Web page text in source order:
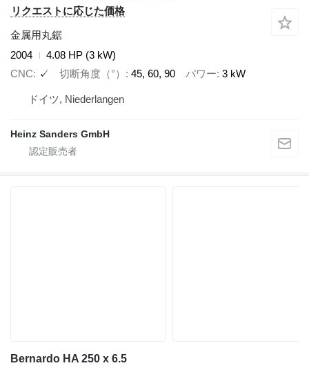
リクエストに応じた価格
金属用丸鋸
2004
4.08 HP (3 kW)
CNC
✓ 切断角度（°） 45, 60, 90 パワー 3 kW
ドイツ, Niederlangen
Heinz Sanders GmbH
Bernardo HA 250 x 6.5